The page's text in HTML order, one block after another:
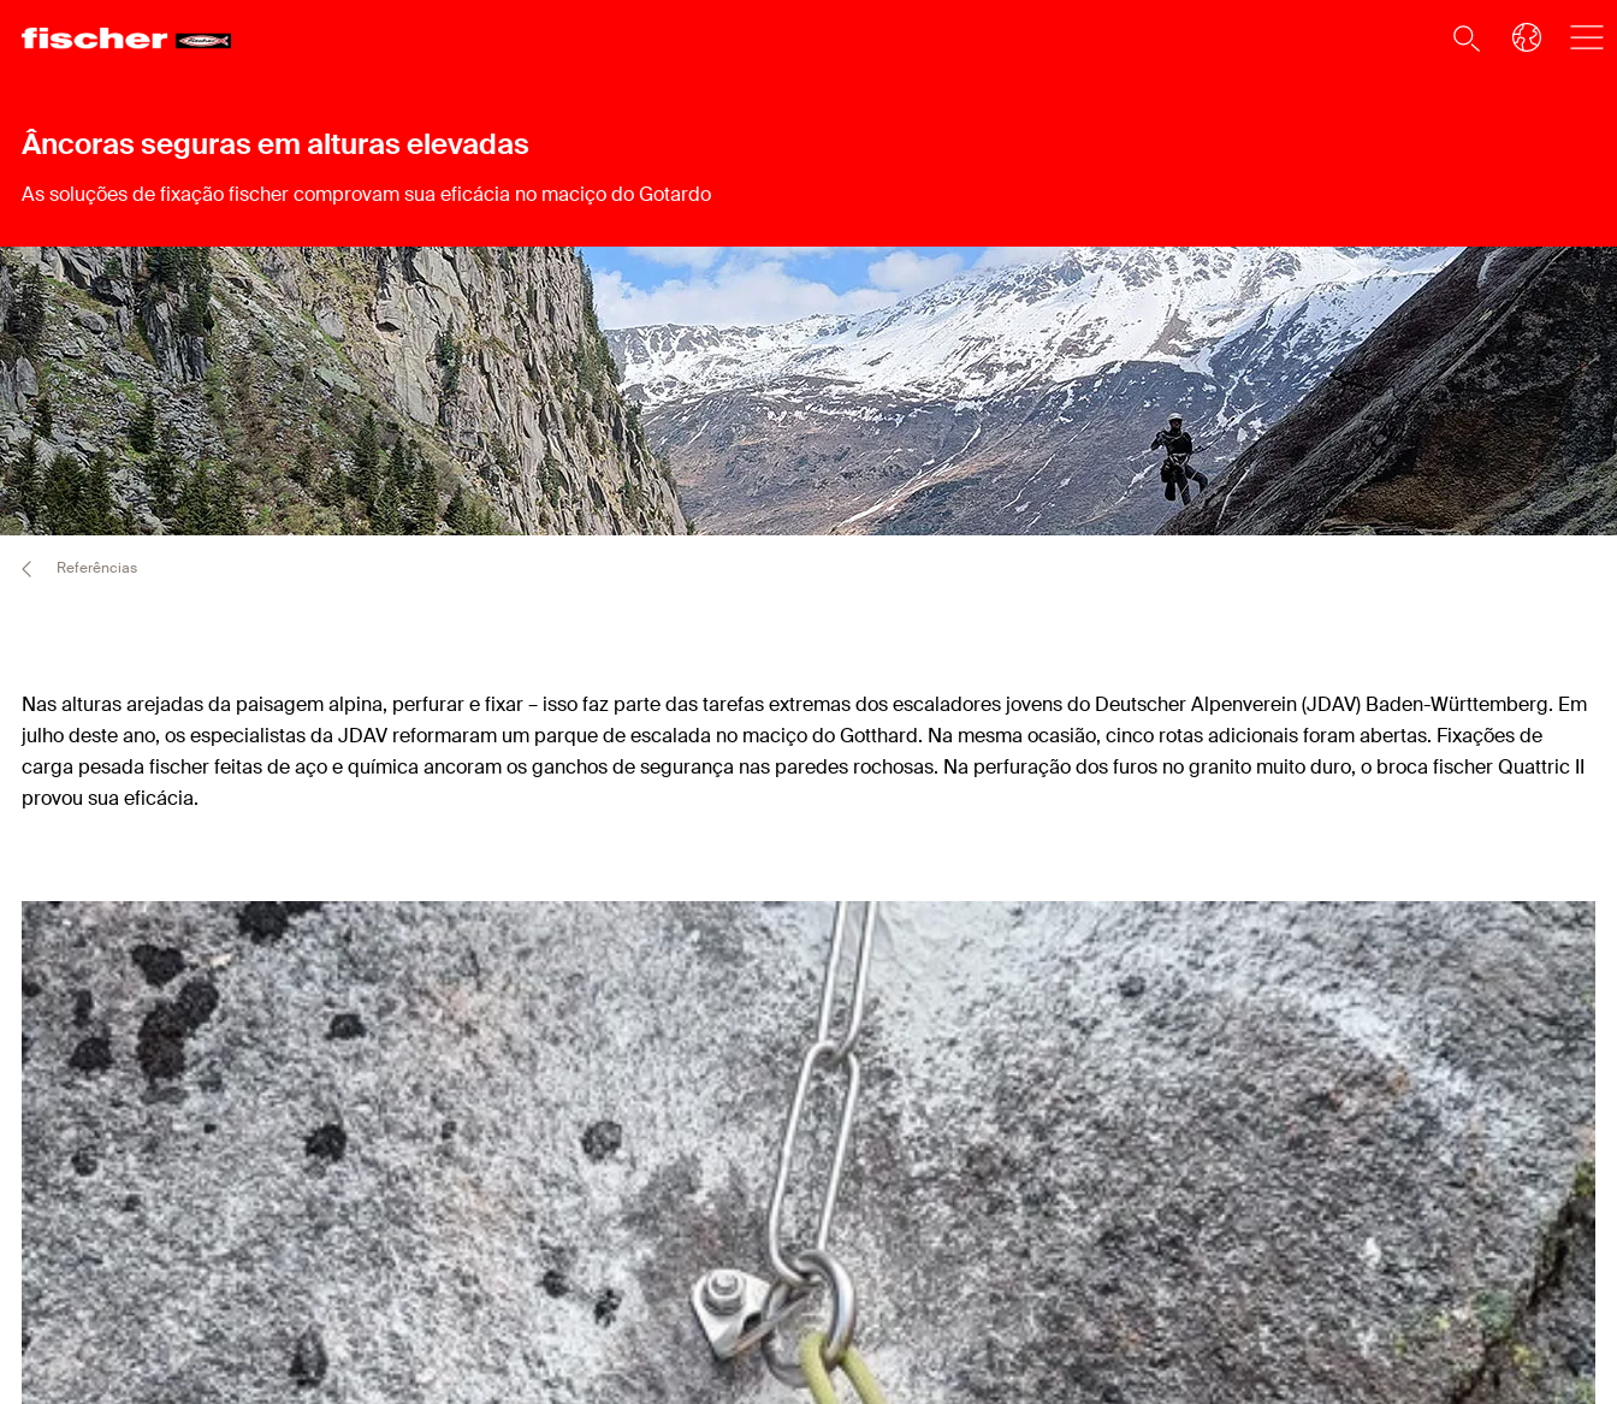
Âncoras seguras em alturas elevadas
As soluções de fixação fischer comprovam sua eficácia no maciço do Gotardo
Referências
Nas alturas arejadas da paisagem alpina, perfurar e fixar – isso faz parte das tarefas extremas dos escaladores jovens do Deutscher Alpenverein (JDAV) Baden-Württemberg. Em
julho deste ano, os especialistas da JDAV reformaram um parque de escalada no maciço do Gotthard. Na mesma ocasião, cinco rotas adicionais foram abertas. Fixações de
carga pesada fischer feitas de aço e química ancoram os ganchos de segurança nas paredes rochosas. Na perfuração dos furos no granito muito duro, o broca fischer Quattric II
provou sua eficácia.